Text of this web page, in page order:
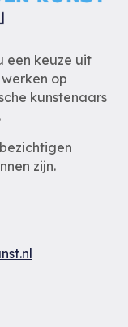
een keuze uit
op
kunstenaars
zijn.